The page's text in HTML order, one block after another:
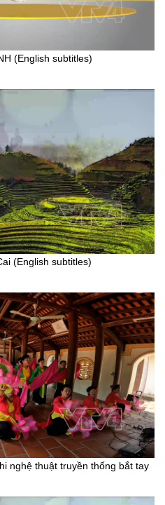
(English subtitles)
(English subtitles)
nghệ thuật truyền thống bắt tay